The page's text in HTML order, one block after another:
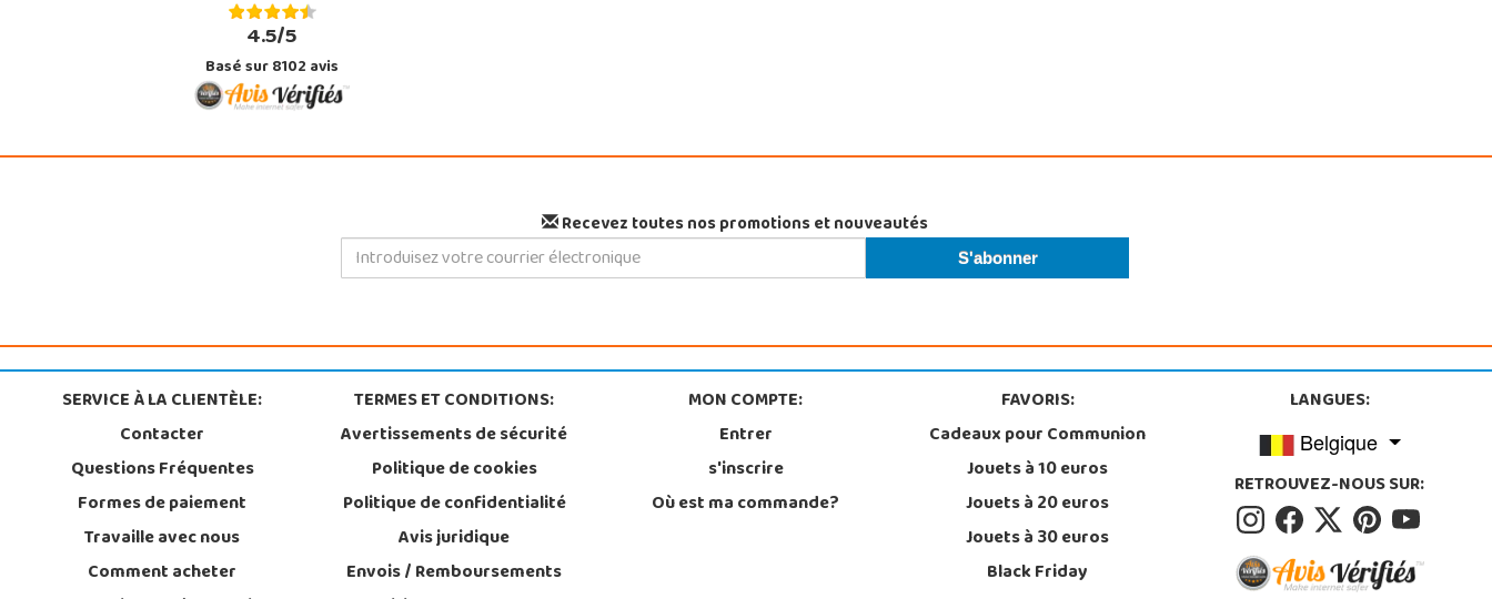
4.5/5
Basé sur 8102 avis
Recevez toutes nos promotions et nouveautés
SERVICE À LA CLIENTÈLE:
Contacter
Questions Fréquentes
Formes de paiement
Travaille avec nous
Comment acheter
TERMES ET CONDITIONS:
Avertissements de sécurité
Politique de cookies
Politique de confidentialité
Avis juridique
Envois / Remboursements
MON COMPTE:
Entrer
s'inscrire
Où est ma commande?
FAVORIS:
Cadeaux pour Communion
Jouets à 10 euros
Jouets à 20 euros
Jouets à 30 euros
Black Friday
LANGUES:
Belgique
RETROUVEZ-NOUS SUR: